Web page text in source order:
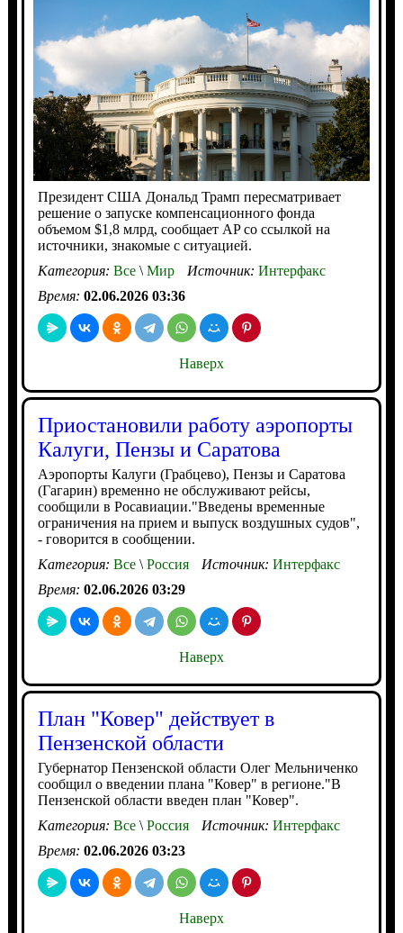
Президент США Дональд Трамп пересматривает
решение о запуске компенсационного фонда
объемом $1,8 млрд, сообщает AP со ссылкой на
источники, знакомые с ситуацией.
Категория: Все\Мир Источник: Интерфакс
Время: 02.06.2026 03:36
Наверх
Приостановили работу аэропорты
Калуги, Пензы и Саратова
Аэропорты Калуги (Грабцево), Пензы и Саратова
(Гагарин) временно не обслуживают рейсы,
сообщили в Росавиации."Введены временные
ограничения на прием и выпуск воздушных судов",
- говорится в сообщении.
Категория: Все\Россия Источник: Интерфакс
Время: 02.06.2026 03:29
Наверх
План "Ковер" действует в
Пензенской области
Губернатор Пензенской области Олег Мельниченко
сообщил о введении плана "Ковер" в регионе."В
Пензенской области введен план "Ковер".
Категория: Все\Россия Источник: Интерфакс
Время: 02.06.2026 03:23
Наверх